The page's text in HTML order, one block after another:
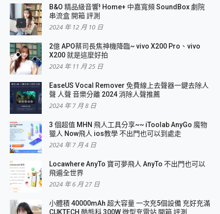
B&O 精品級音響! Home+ 中嘉寬頻 SoundBox 劇院
串流盒 開箱 評測
2024 年 12 月 10 日
2億 APO蔡司長焦神機降臨~ vivo X200 Pro、vivo
X200 就是這麼好拍
2024 年 11 月 25 日
EaseUS Vocal Remover 免費線上去聲器一鍵去除人
聲 人聲 音樂分離 2024 消除人聲推薦
2024 年 7 月 8 日
3 個超值 MHN 飛人工具分享~~ iToolab AnyGo 魔物
獵人 Now飛人 ios教學 不出門也可以到處走
2024 年 7 月 4 日
Locawhere AnyTo 寶可夢飛人 AnyTo 不出門也可以
飛遍全世界
2024 年 6 月 27 日
小體積 40000mAh 超大容量 一次充5個設備 充好充滿
CUKTECH 酷態科 300W 微型充電站 開箱 評測